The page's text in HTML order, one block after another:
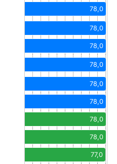
78,0
78,0
78,0
78,0
78,0
78,0
78,0
78,0
77,0